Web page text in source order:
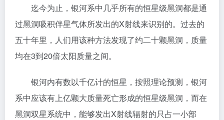
迄今为止，银河系中几乎所有的恒星级黑洞都是通
过黑洞吸积伴星气体所发出的X射线来识别的。过去的
五十年里，人们用该种方法发现了约二十颗黑洞，质量
均在3到20倍太阳质量之间。
银河内有数以千亿计的恒星，按照理论预测，银河
系中应该有上亿颗大质量死亡形成的恒星级黑洞，而在
黑洞双星系统中，能够发出X射线辐射的只占一小部